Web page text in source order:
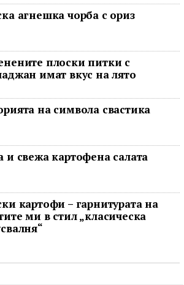
агнешка чорба с ориз
плоски питки с
имат вкус на лято
на символа свастика
и свежа картофена салата
картофи – гарнитурата на
ми в стил „класическа